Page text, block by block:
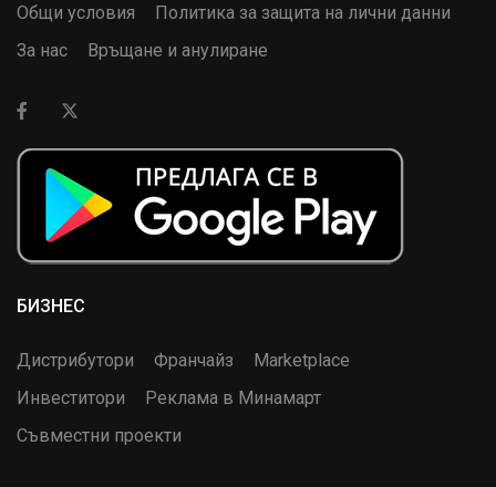
Общи условия
Политика за защита на лични данни
За нас
Връщане и анулиране
БИЗНЕС
Дистрибутори Франчайз
Marketplace
Инвеститори
Реклама в Минамарт
Съвместни проекти